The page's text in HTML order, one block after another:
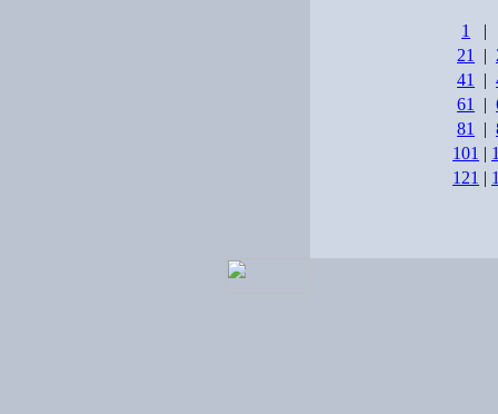
1
|
21
|
41
|
61
|
81
|
101 |
121 |